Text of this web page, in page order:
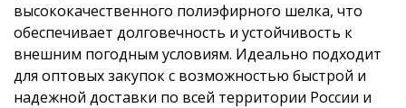
высококачественного полиэфирного шелка, что
обеспечивает долговечность и устойчивость к
внешним погодным условиям. Идеально подходит
для оптовых закупок с возможностью быстрой и
надежной доставки по всей территории России и